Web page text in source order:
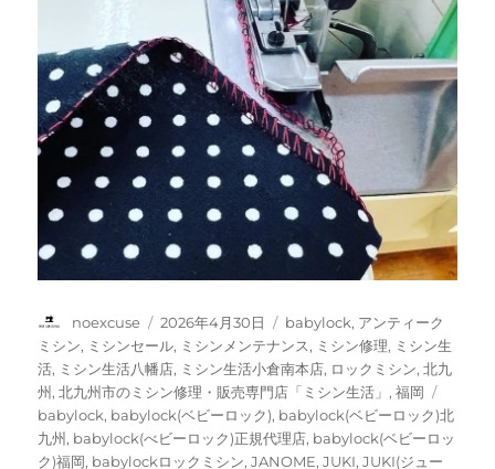
投
稿
者
noexcuse
投
稿
日:
2026年4月30日
カ
テ
ゴ
リ
ー
babylock, アンティーク
ミシン, ミシンセール, ミシンメンテナンス, ミシン修理, ミシン生
活, ミシン生活八幡店, ミシン生活小倉南本店, ロックミシン,北九
州 ,北九州市のミシン修理・販売専門店「ミシン生活」 ,福岡
グ
babylock, babylock(ベビーロック), babylock(ベビーロック)北
九州 , babylock(べビーロック)正規代理店, babylock(ベビーロッ
ク)福岡, babylockロックミシン,JANOME,JUKI,JUKI(ジュー